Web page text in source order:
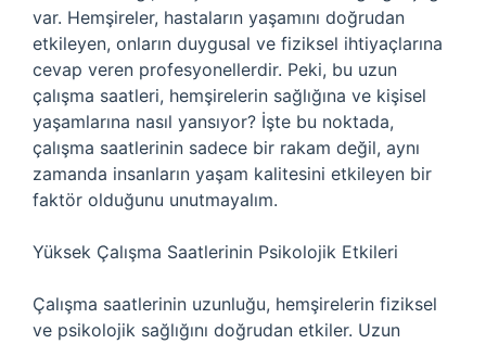
var. Hemşireler, hastaların yaşamını doğrudan
etkileyen, onların duygusal ve fiziksel ihtiyaçlarına
cevap veren profesyonellerdir. Peki, bu uzun
çalışma saatleri, hemşirelerin sağlığına ve kişisel
yaşamlarına nasıl yansıyor? İşte bu noktada,
çalışma saatlerinin sadece bir rakam değil, aynı
zamanda insanların yaşam kalitesini etkileyen bir
faktör olduğunu unutmayalım.
Yüksek Çalışma Saatlerinin Psikolojik Etkileri
Çalışma saatlerinin uzunluğu, hemşirelerin fiziksel
ve psikolojik sağlığını doğrudan etkiler. Uzun